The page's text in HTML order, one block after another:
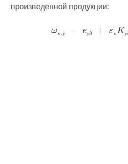
произведенной продукции: